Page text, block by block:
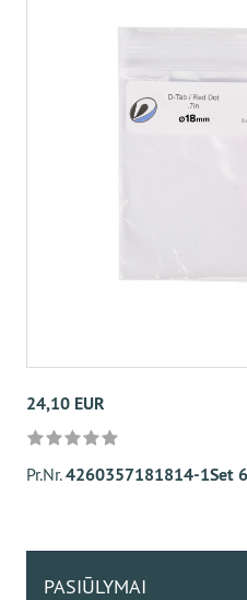
24,10 EUR
Pr.Nr.4260357181814-1Set
PASIŪLYMAI